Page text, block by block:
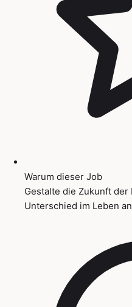
Warum dieser Job
Gestalte die Zukunft
Unterschied im Leben